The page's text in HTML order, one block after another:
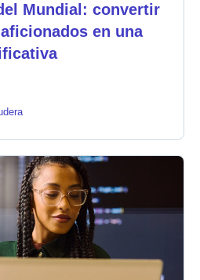
Mundial: convertir
en una